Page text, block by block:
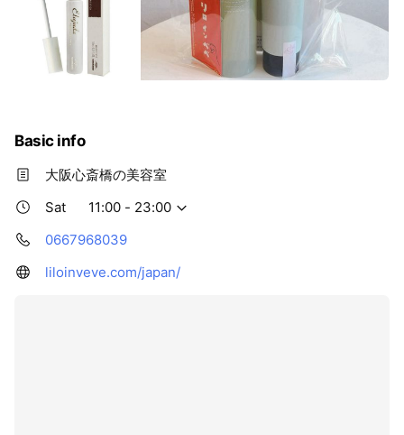
Basic info
大阪心斎橋の美容室
Sat
11:00 - 23:00
0667968039
liloinveve.com/japan/